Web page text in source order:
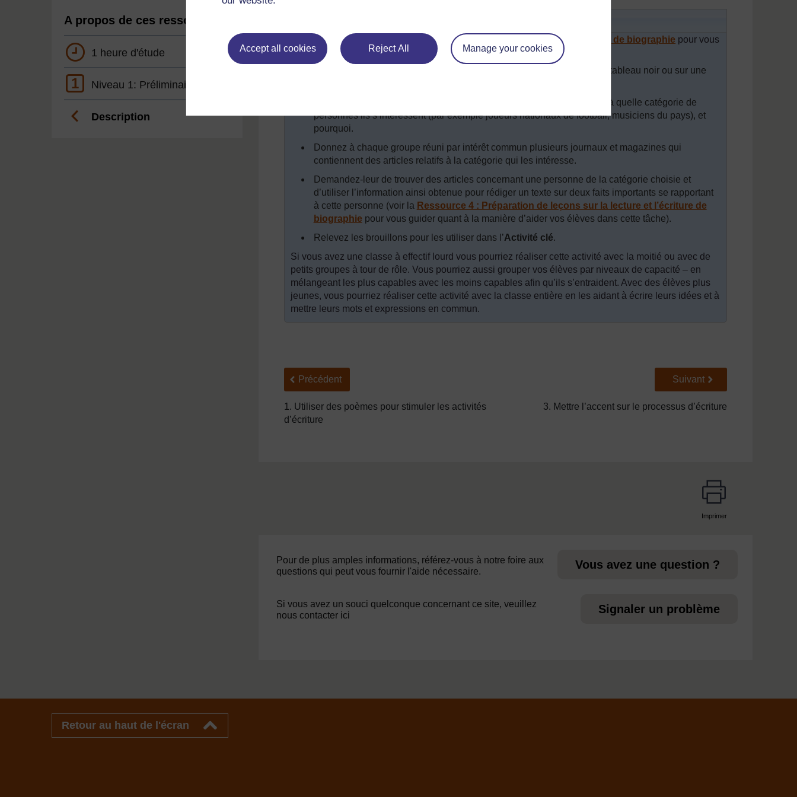
Accept all cookies Reject All Manage your cookies
A propos de ces ressources
1 heure d'étude
1 Niveau 1: Préliminaire
Description
Utilisez la Ressource 4 : Préparation de leçons sur la lecture et l’écriture de biographie pour vous
préparer pour cette activité.
Demandez aux élèves de lire ensemble le récit que vous avez écrit au tableau noir ou sur une
Discutez les caractéristiques des biographies. Demandez aux enfants à quelle catégorie de
personnes ils s’intéressent (par exemple joueurs nationaux de football, musiciens du pays), et
pourquoi.
Donnez à chaque groupe réuni par intérêt commun plusieurs journaux et magazines qui
contiennent des articles relatifs à la catégorie qui les intéresse.
Demandez-leur de trouver des articles concernant une personne de la catégorie choisie et
d’utiliser l’information ainsi obtenue pour rédiger un texte sur deux faits importants se rapportant
à cette personne (voir la Ressource 4 : Préparation de leçons sur la lecture et l’écriture de
biographie pour vous guider quant à la manière d’aider vos élèves dans cette tâche).
Relevez les brouillons pour les utiliser dans l’Activité clé.
Si vous avez une classe à effectif lourd vous pourriez réaliser cette activité avec la moitié ou avec de
petits groupes à tour de rôle. Vous pourriez aussi grouper vos élèves par niveaux de capacité – en
mélangeant les plus capables avec les moins capables afin qu’ils s’entraident. Avec des élèves plus
jeunes, vous pourriez réaliser cette activité avec la classe entière en les aidant à écrire leurs idées et à
mettre leurs mots et expressions en commun.
Précédent
Précédent
1. Utiliser des poèmes pour stimuler les activités
d’écriture
Suivant
Suivant
3. Mettre l’accent sur le processus d’écriture
Imprimer
Pour de plus amples informations, référez-vous à notre foire aux
questions qui peut vous fournir l'aide nécessaire.
Vous avez une question ?
Si vous avez un souci quelconque concernant ce site, veuillez
nous contacter ici
Signaler un problème
Retour au haut de l'écran